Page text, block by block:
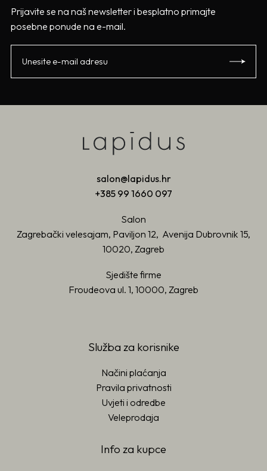
Prijavite se na naš newsletter i besplatno primajte
posebne ponude na e-mail.
salon@lapidus.hr
+385 99 1660 097
Salon
Zagrebački velesajam, Paviljon 12, Avenija Dubrovnik 15,
10020, Zagreb
Sjedište firme
Froudeova ul. 1, 10000, Zagreb
Služba za korisnike
Načini plaćanja
Pravila privatnosti
Uvjeti i odredbe
Veleprodaja
Info za kupce